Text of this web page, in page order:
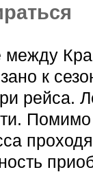
между
к
рейса.
Помимо